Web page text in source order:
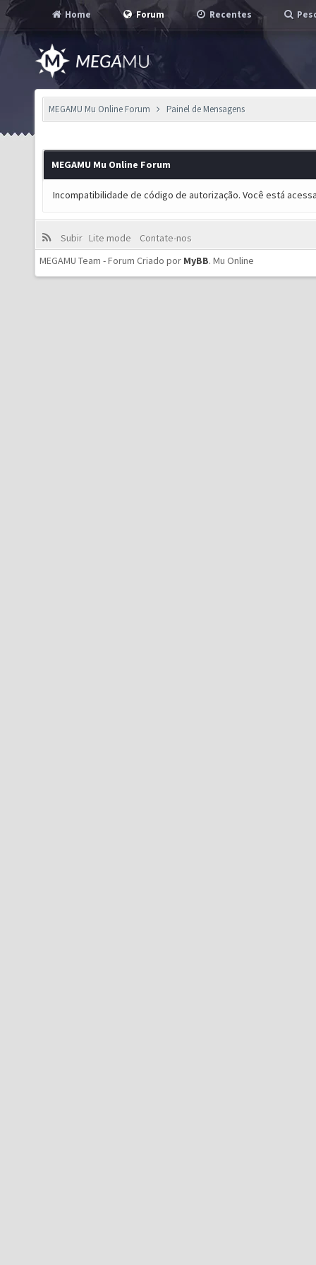
Home Forum Recentes
MEGAMU Mu Online Forum Painel de Mensagens
MEGAMU Mu Online Forum
Incompatibilidade de código de autorização. Você está
Subir Lite mode
Contate-nos
MEGAMU Team - Forum Criado por MyBB. Mu Online